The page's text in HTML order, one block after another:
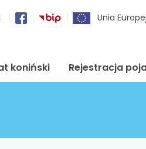
Unia
koniński Rejestracja